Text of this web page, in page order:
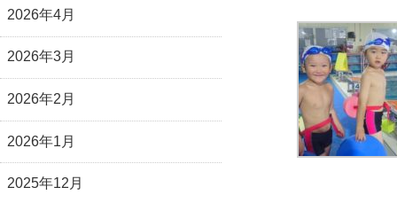
2026年4月
2026年3月
2026年2月
2026年1月
2025年12月